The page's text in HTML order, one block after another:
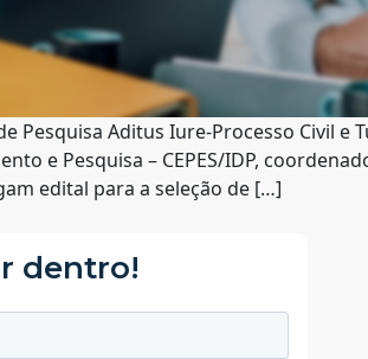
Pesquisa Aditus Iure-Processo Civil e
e Pesquisa – CEPES/IDP,
edital para a seleção de […]
dentro!